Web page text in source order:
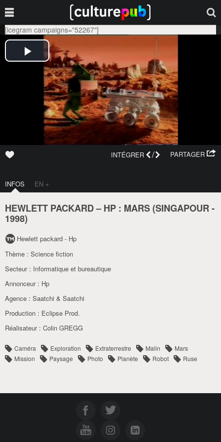
[icegram campaigns="52267"]
PARTAGER
INTÉGRER /
INFOS EN +
HEWLETT PACKARD – HP : MARS (SINGAPOUR-
1998)
Hewlett packard - Hp
Thème : Science fiction
Secteur : Informatique et bureautique
Annonceur : Hp
Agence : Saatchi & Saatchi
Production : Eclipse Prod.
Réalisateur : Colin GREGG
Caméra Exploration Extraterrestre Malin
Mars
Mission
Paysage Photo Planète Robot Ruse